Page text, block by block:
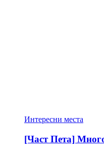
Интересни места
[Част Пета]